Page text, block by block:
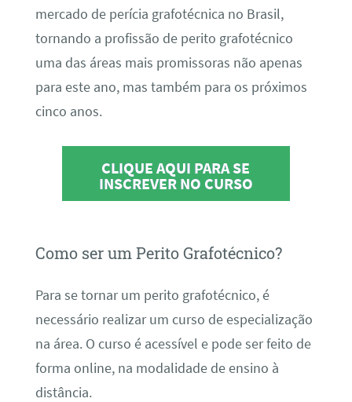
mercado de perícia grafotécnica no Brasil,
tornando a profissão de perito grafotécnico
uma das áreas mais promissoras não apenas
para este ano, mas também para os próximos
cinco anos.
CLIQUE AQUI PARA SE
INSCREVER NO CURSO
Como ser um Perito Grafotécnico?
Para se tornar um perito grafotécnico, é
necessário realizar um curso de especialização
na área. O curso é acessível e pode ser feito de
forma online, na modalidade de ensino à
distância.